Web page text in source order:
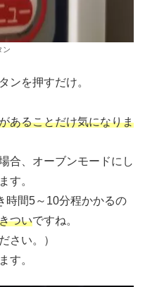
ン
ンを押すだけ。
あることだけ気になりま
合、オーブンモードにし
す。
時間5～10分程かかるの
ついですね。
さい。）
す。